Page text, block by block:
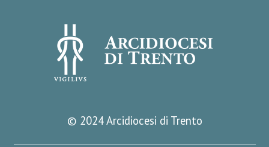
© 2024 Arcidiocesi di Trento